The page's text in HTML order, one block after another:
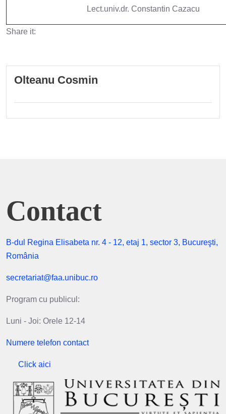
Lect.univ.dr. Constantin Cazacu
Share it:
Olteanu Cosmin
Contact
B-dul Regina Elisabeta nr. 4 - 12, etaj 1, sector 3, Bucureşti,
România
secretariat@faa.unibuc.ro
Program cu publicul:
Luni - Joi: Orele 12-14
Numere telefon contact
Click aici